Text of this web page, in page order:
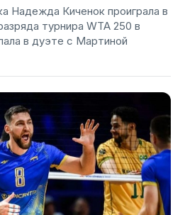
Надежда Киченок проиграла в
турнира WTA 250 в
в дуэте с Мартиной